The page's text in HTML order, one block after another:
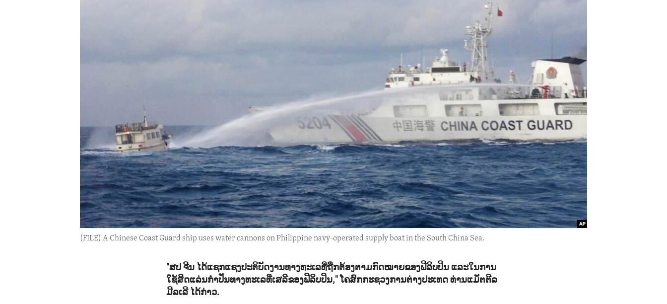
(FILE) A Chinese Coast Guard ship uses water cannons on Philippine navy-operated supply boat in the South China Sea.
"ສປ ຈີນ ໄດ້ແຊກແຊງປະຕິບັດງານທາງທະເລທີ່ຖືກຕ້ອງຕາມກົດໝາຍຂອງຟີລິບປິນ ແລະໃນການ
ໃຊ້ສິດແລ່ນກຳປັ່ນທາງທະເລທີ່ເສລີຂອງຟີລິບປິນ," ໂຄສົກກະຊວງການຕ່າງປະເທດ ທ່ານແມັຕຕີລ
ມີລເລີ ໄດ້ກ່າວ.